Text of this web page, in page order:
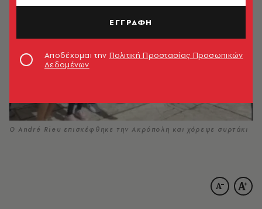
Ο André Rieu επισκέφθηκε την Ακρόπολη και χόρεψε συρτάκι
ΕΓΓΡΑΦΗ
Αποδέχομαι την Πολιτική Προστασίας Προσωπικών
Δεδομένων